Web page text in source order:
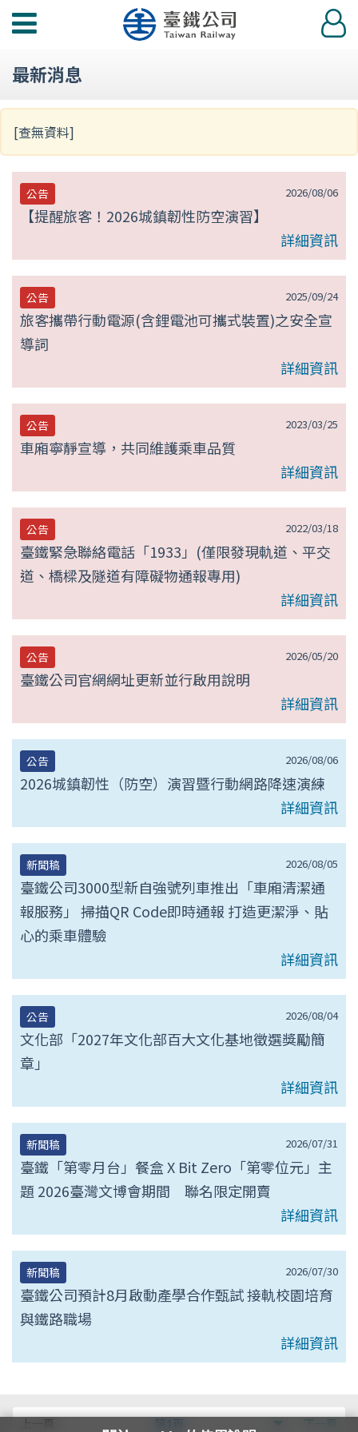
功
選
登
入
最新消息
[查無資料]
2026/08/06
公告
【提醒旅客！2026城鎮韌性防空演習】
詳細資訊
2025/09/24
公告
旅客攜帶行動電源(含鋰電池可攜式裝置)之安全宣
導詞
詳細資訊
2023/03/25
公告
車廂寧靜宣導，共同維護乘車品質
詳細資訊
2022/03/18
公告
臺鐵緊急聯絡電話「1933」(僅限發現軌道、平交
道、橋樑及隧道有障礙物通報專用)
詳細資訊
2026/05/20
公告
臺鐵公司官網網址更新並行啟用說明
詳細資訊
2026/08/06
公告
2026城鎮韌性（防空）演習暨行動網路降速演練
詳細資訊
2026/08/05
新聞稿
臺鐵公司3000型新自強號列車推出「車廂清潔通
報服務」 掃描QR Code即時通報 打造更潔淨、貼
心的乘車體驗
詳細資訊
2026/08/04
公告
文化部「2027年文化部百大文化基地徵選獎勵簡
章」
詳細資訊
2026/07/31
新聞稿
臺鐵「第零月台」餐盒 X Bit Zero「第零位元」主
題 2026臺灣文博會期間 聯名限定開賣
詳細資訊
2026/07/30
新聞稿
臺鐵公司預計8月啟動產學合作甄試 接軌校園培育
與鐵路職場
詳細資訊
上一頁 第
第1頁
下一頁